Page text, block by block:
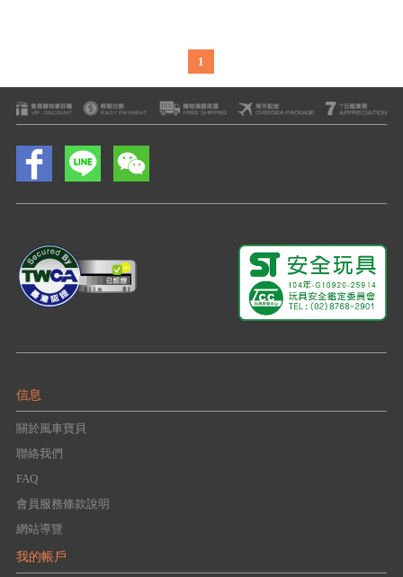
1
信息
關於風車寶貝
聯絡我們
FAQ
會員服務條款說明
網站導覽
我的帳戶